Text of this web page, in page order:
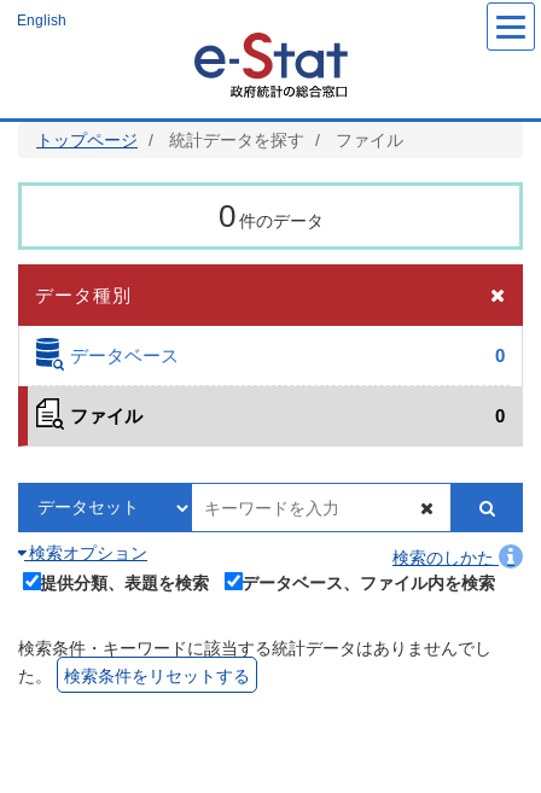
ツ
English
トップページ 統計データを探す ファイル
0 件のデータ
データ種別
データベース 0
ファイル 0
検索オプション
検索のしかた
提供分類、表題を検索
データベース、ファイル内を検索
検索条件・キーワードに該当する統計データはありませんでし
た。
検索条件をリセットする